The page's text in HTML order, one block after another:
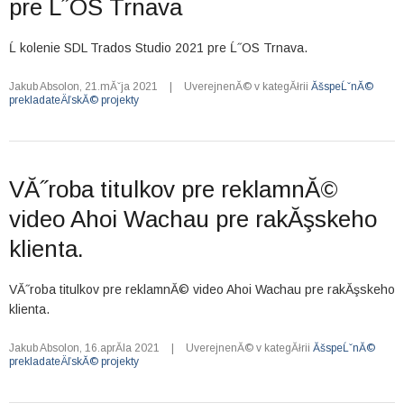
pre Ĺ˝OS Trnava
Ĺ kolenie SDL Trados Studio 2021 pre Ĺ˝OS Trnava.
Jakub Absolon, 21.mĂˇja 2021 UverejnenĂ© v kategĂłrii ĂšspeĹˇnĂ©
prekladateÄľskĂ© projekty
VĂ˝roba titulkov pre reklamnĂ©
video Ahoi Wachau pre rakĂşskeho
klienta.
VĂ˝roba titulkov pre reklamnĂ© video Ahoi Wachau pre rakĂşskeho
klienta.
Jakub Absolon, 16.aprĂ­la 2021 UverejnenĂ© v kategĂłrii ĂšspeĹˇnĂ©
prekladateÄľskĂ© projekty